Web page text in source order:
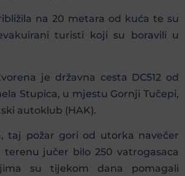
na 20 metara od kuća te su
turisti koji su boravili u
je državna cesta DC512 od
Stupica, u mjestu Gornji Tučepi,
autoklub (HAK).
taj požar gori od utorka navečer
jučer bilo 250 vatrogasaca
su tijekom dana pomagali